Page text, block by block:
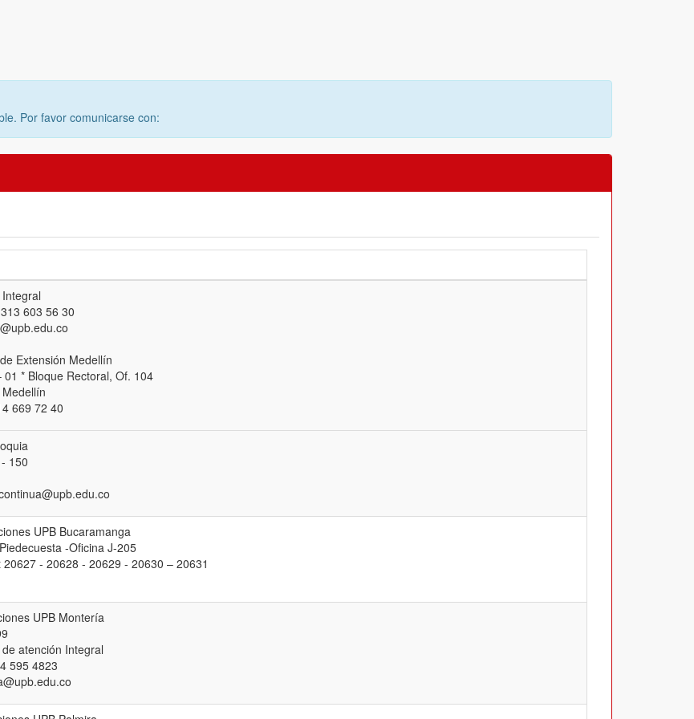
Por favor comunicarse con:
603 56 30
Extensión Medellín
* Bloque Rectoral, Of. 104
669 72 40
150
UPB Bucaramanga
-Oficina J-205
- 20628 - 20629 - 20630 – 20631
UPB Montería
atención Integral
595 4823